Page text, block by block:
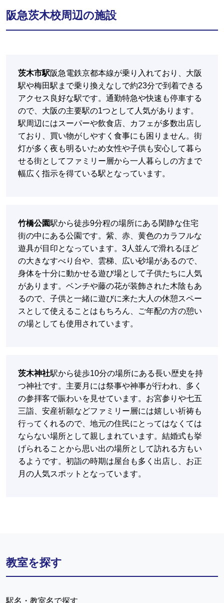
阪急茨木校周辺の施設
茨木市駅阪急電鉄京都本線が乗り入れており、大阪
駅や梅田駅まで乗り換えなしで約23分で到着できる
アクセス良好な駅です。通勤特急や快速も停車する
ので、大阪の主要駅の1つとして人気があります。
駅周辺にはスーパーや飲食店、カフェが多数出店し
ており、買い物がしやすく食事にも困りません。街
灯が多く夜も明るいため女性や子供も安心して暮ら
せる街としてファミリー層から一人暮らしの方まで
幅広く指示を得ている駅となっています。
竹橋公園駅から徒歩9分程の場所にある閑静な住宅
街の中にある公園です。紫、赤、黄色のカラフルな
遊具が目印となっています。3人並んで滑れるほど
の大きなすべり台や、雲梯、広い砂場があるので、
身体を十分に動かせる遊び場として子供たちに人気
があります。ベンチや藤の花が装飾された木陰もあ
るので、子供と一緒に遊びに来た大人の休憩スペー
スとして使えることはもちろん、ご年配の方の憩い
の場としても使用されています。
茨木神社駅から徒歩10分の場所にある長い歴史を持
つ神社です。主要月には祭事や神事が行われ、多く
の参拝客で賑わいを見せています。お宮参りや七五
三詣、安産祈願などファミリー層には嬉しい祈祷も
行ってくれるので、地元の住民にとってはなくては
ならない場所として親しまれています。結婚式も挙
げられることから思い出の場所として訪れる方もい
るようです。初詣の時期は屋台も多く出店し、お正
月の人気スポットとなっています。
教室を探す
駅名・教室名で探す